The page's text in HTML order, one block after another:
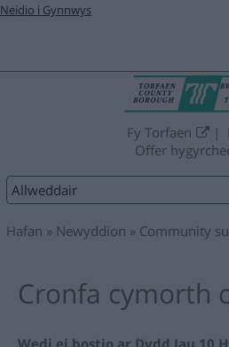
Neidio i Gynnwys
Fy Torfaen
Offer
Chwilio:
Hafan Newyddion Community
Cronfa cymorth
Wedi ei bostio ar Dydd Iau 10